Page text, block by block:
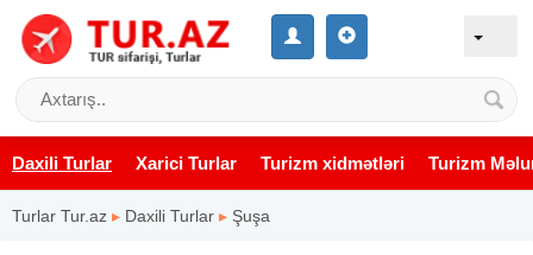
Daxili Turlar Xarici Turlar Turizm xidmətləri Turizm
Turlar Tur.az ▸ Daxili Turlar ▸ Şuşa